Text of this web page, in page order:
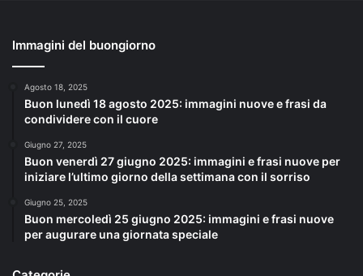
Immagini del buongiorno
Agosto 18, 2025
Buon lunedì 18 agosto 2025: immagini nuove e frasi da
condividere con il cuore
Giugno 27, 2025
Buon venerdì 27 giugno 2025: immagini e frasi nuove per
iniziare l’ultimo giorno della settimana con il sorriso
Giugno 25, 2025
Buon mercoledì 25 giugno 2025: immagini e frasi nuove
per augurare una giornata speciale